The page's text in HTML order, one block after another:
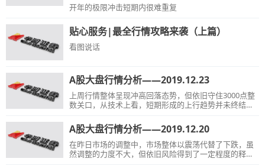
开年的极限冲击短期内很难重复
贴心服务|最全行情攻略来袭（上篇）
看图说话
A股大盘行情分析——2019.12.23
上周行情整体呈现冲高回落态势，但依旧守住3000点整
数关口，从技术上看，短期形成的上行趋势并未终结，
逐步增大....
A股大盘行情分析——2019.12.20
在昨日市场的调整中，市场整体以震荡代替了下跌，虽
然调整的力度不大，但依旧风险得到了一定程度的释